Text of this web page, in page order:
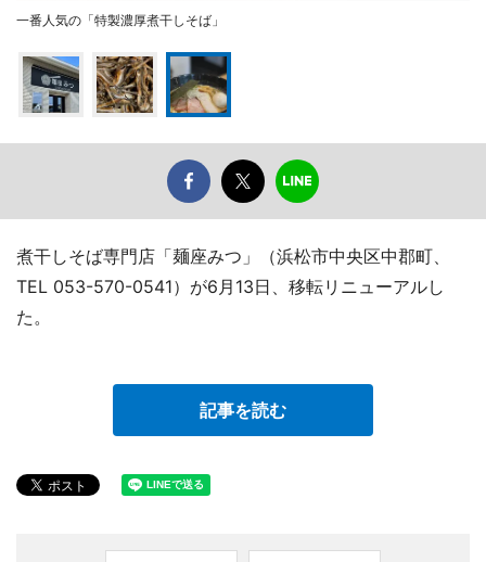
一番人気の「特製濃厚煮干しそば」
煮干しそば専門店「麺座みつ」（浜松市中央区中郡町、
TEL 053-570-0541）が6月13日、移転リニューアルし
た。
記事を読む